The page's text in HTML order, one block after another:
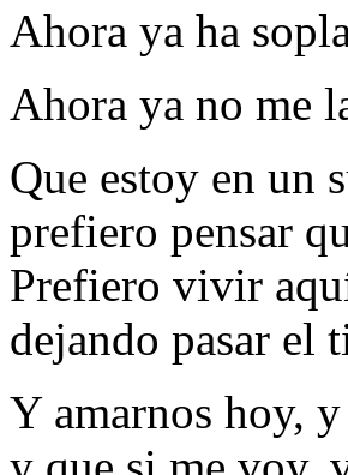
Ahora ya ha
Ahora ya no me
Que estoy en un
prefiero pensar
Prefiero vivir
dejando pasar el
Y amarnos hoy,